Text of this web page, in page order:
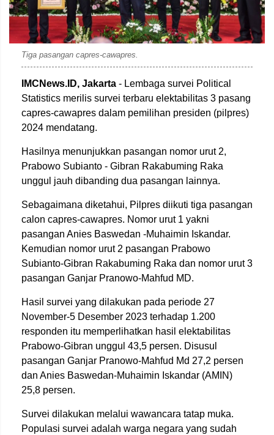
Tiga pasangan capres-cawapres.
IMCNews.ID, Jakarta - Lembaga survei Political
Statistics merilis survei terbaru elektabilitas 3 pasang
capres-cawapres dalam pemilihan presiden (pilpres)
2024 mendatang.
Hasilnya menunjukkan pasangan nomor urut 2,
Prabowo Subianto - Gibran Rakabuming Raka
unggul jauh dibanding dua pasangan lainnya.
Sebagaimana diketahui, Pilpres diikuti tiga pasangan
calon capres-cawapres. Nomor urut 1 yakni
pasangan Anies Baswedan -Muhaimin Iskandar.
Kemudian nomor urut 2 pasangan Prabowo
Subianto-Gibran Rakabuming Raka dan nomor urut 3
pasangan Ganjar Pranowo-Mahfud MD.
Hasil survei yang dilakukan pada periode 27
November-5 Desember 2023 terhadap 1.200
responden itu memperlihatkan hasil elektabilitas
Prabowo-Gibran unggul 43,5 persen. Disusul
pasangan Ganjar Pranowo-Mahfud Md 27,2 persen
dan Anies Baswedan-Muhaimin Iskandar (AMIN)
25,8 persen.
Survei dilakukan melalui wawancara tatap muka.
Populasi survei adalah warga negara yang sudah